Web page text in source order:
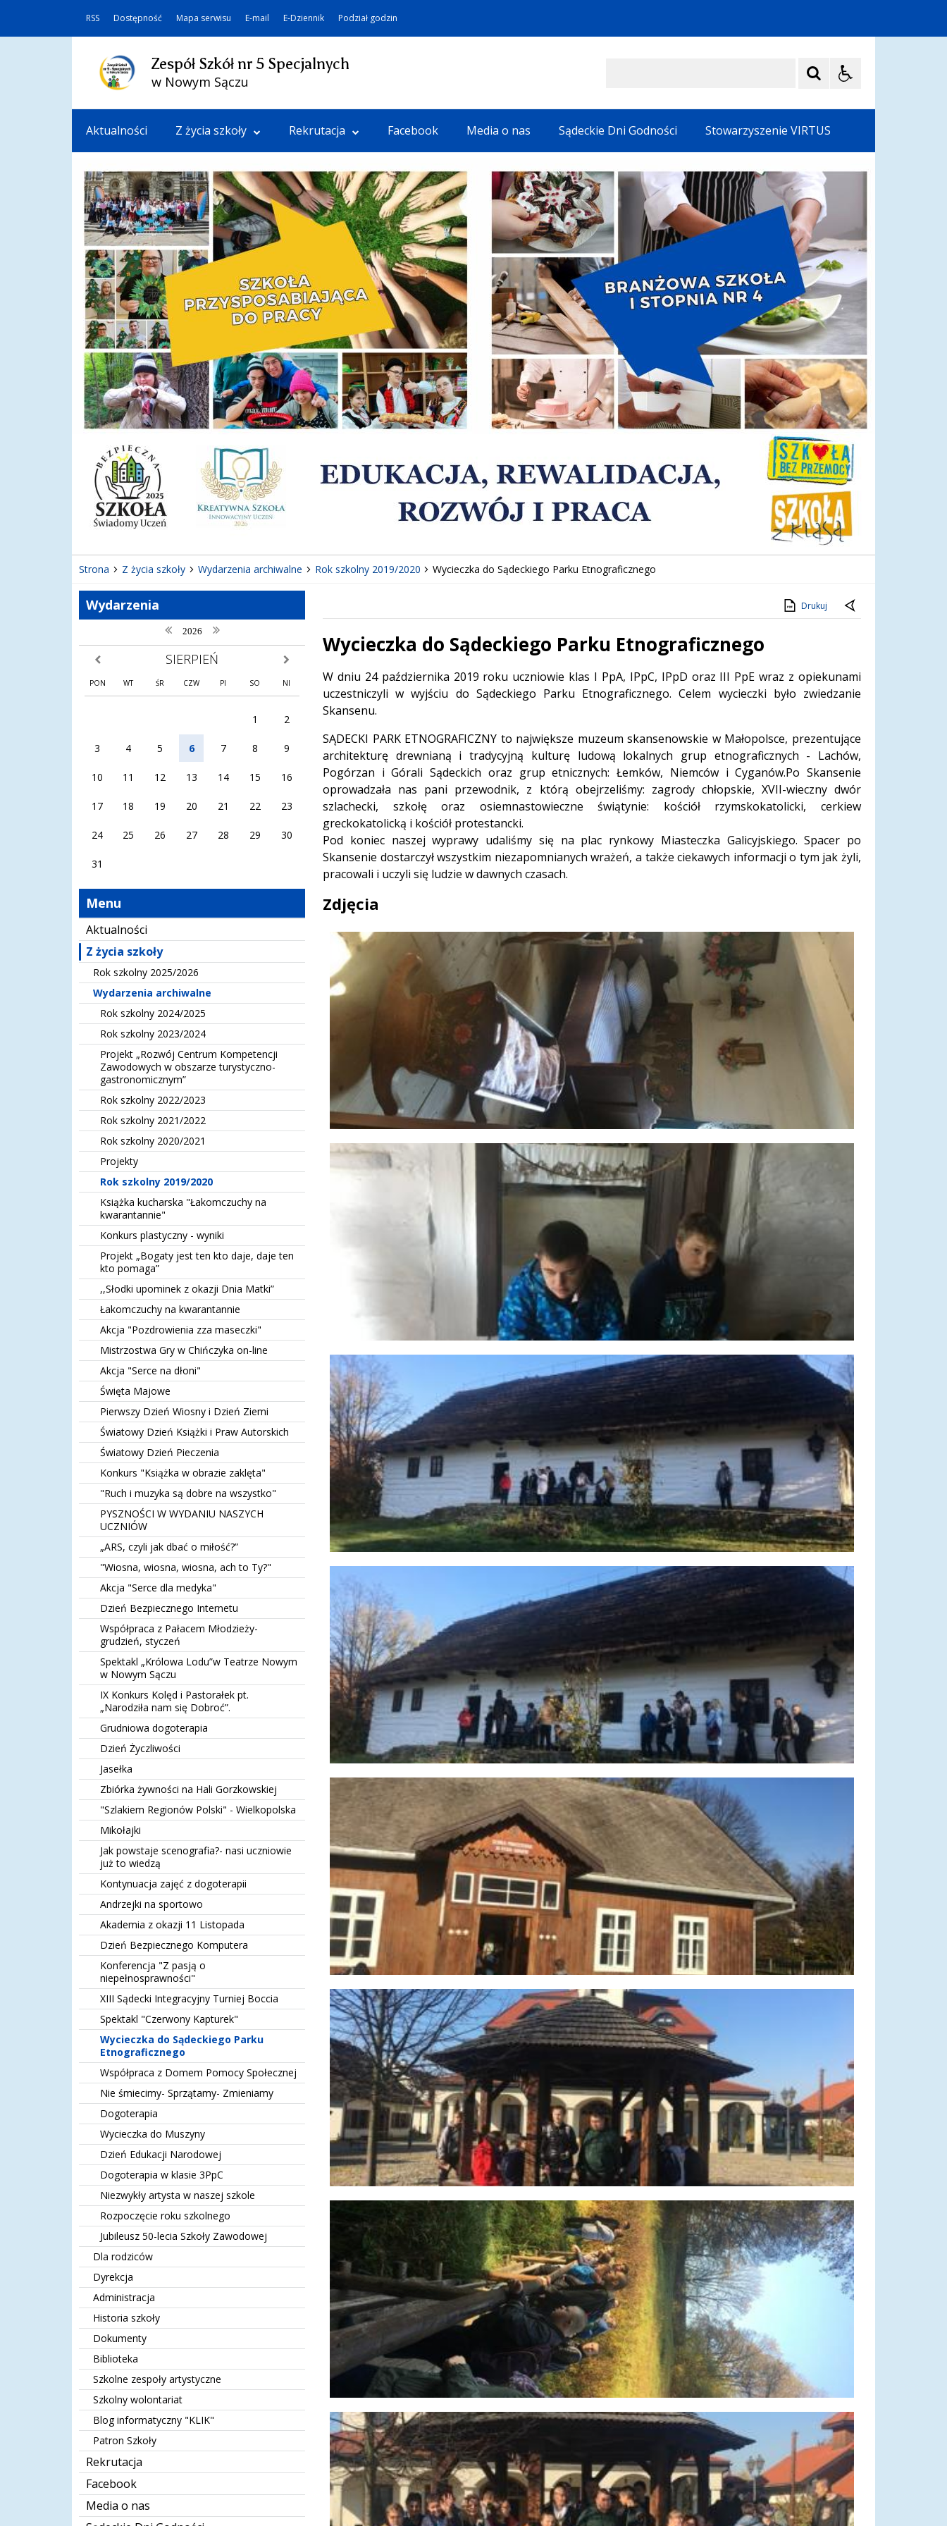
RSS Dostępność Mapa serwisu E-mail E-Dziennik Podział godzin
Zespół Szkół nr 5 Specjalnych
w Nowym Sączu
Aktualności Z życia szkoły Rekrutacja Facebook Media o nas Sądeckie Dni Godności Stowarzyszenie VIRTUS
Strona Z życia szkoły Wydarzenia archiwalne Rok szkolny 2019/2020 Wycieczka do Sądeckiego Parku Etnograficznego
Wydarzenia
poprzedni rok
2026 następny rok
poprzedni miesiąc SIERPIEŃ następny miesiąc
PON WT ŚR CZW PI SO NI
1 2
3 4 5 6 7 8 9
10 11 12 13 14 15 16
17 18 19 20 21 22 23
24 25 26 27 28 29 30
31
Menu
Aktualności
Z życia szkoły
Rok szkolny 2025/2026
Wydarzenia archiwalne
Rok szkolny 2024/2025
Rok szkolny 2023/2024
Projekt „Rozwój Centrum Kompetencji
Zawodowych w obszarze turystyczno-
gastronomicznym”
Rok szkolny 2022/2023
Rok szkolny 2021/2022
Rok szkolny 2020/2021
Projekty
Rok szkolny 2019/2020
Książka kucharska "Łakomczuchy na
kwarantannie"
Konkurs plastyczny - wyniki
Projekt „Bogaty jest ten kto daje, daje ten
kto pomaga”
,,Słodki upominek z okazji Dnia Matki”
Łakomczuchy na kwarantannie
Akcja "Pozdrowienia zza maseczki"
Mistrzostwa Gry w Chińczyka on-line
Akcja "Serce na dłoni"
Święta Majowe
Pierwszy Dzień Wiosny i Dzień Ziemi
Światowy Dzień Książki i Praw Autorskich
Światowy Dzień Pieczenia
Konkurs "Książka w obrazie zaklęta"
"Ruch i muzyka są dobre na wszystko"
PYSZNOŚCI W WYDANIU NASZYCH
UCZNIÓW
„ARS, czyli jak dbać o miłość?”
"Wiosna, wiosna, wiosna, ach to Ty?"
Akcja "Serce dla medyka"
Dzień Bezpiecznego Internetu
Współpraca z Pałacem Młodzieży-
grudzień, styczeń
Spektakl „Królowa Lodu”w Teatrze Nowym
w Nowym Sączu
IX Konkurs Kolęd i Pastorałek pt.
„Narodziła nam się Dobroć”.
Grudniowa dogoterapia
Dzień Życzliwości
Jasełka
Zbiórka żywności na Hali Gorzkowskiej
"Szlakiem Regionów Polski" - Wielkopolska
Mikołajki
Jak powstaje scenografia?- nasi uczniowie
już to wiedzą
Kontynuacja zajęć z dogoterapii
Andrzejki na sportowo
Akademia z okazji 11 Listopada
Dzień Bezpiecznego Komputera
Konferencja "Z pasją o
niepełnosprawności"
XIII Sądecki Integracyjny Turniej Boccia
Spektakl "Czerwony Kapturek"
Wycieczka do Sądeckiego Parku
Etnograficznego
Współpraca z Domem Pomocy Społecznej
Nie śmiecimy- Sprzątamy- Zmieniamy
Dogoterapia
Wycieczka do Muszyny
Dzień Edukacji Narodowej
Dogoterapia w klasie 3PpC
Niezwykły artysta w naszej szkole
Rozpoczęcie roku szkolnego
Jubileusz 50-lecia Szkoły Zawodowej
Dla rodziców
Dyrekcja
Administracja
Historia szkoły
Dokumenty
Biblioteka
Szkolne zespoły artystyczne
Szkolny wolontariat
Blog informatyczny "KLIK"
Patron Szkoły
Rekrutacja
Facebook
Media o nas
Drukuj
Wycieczka do Sądeckiego Parku Etnograficznego
Treść
W dniu 24 października 2019 roku uczniowie klas I PpA, IPpC, IPpD oraz III PpE wraz z opiekunami
uczestniczyli w wyjściu do Sądeckiego Parku Etnograficznego. Celem wycieczki było zwiedzanie
Skansenu.
SĄDECKI PARK ETNOGRAFICZNY to największe muzeum skansenowskie w Małopolsce, prezentujące
architekturę drewnianą i tradycyjną kulturę ludową lokalnych grup etnograficznych - Lachów,
Pogórzan i Górali Sądeckich oraz grup etnicznych: Łemków, Niemców i Cyganów.Po Skansenie
oprowadzała nas pani przewodnik, z którą obejrzeliśmy: zagrody chłopskie, XVII-wieczny dwór
szlachecki, szkołę oraz osiemnastowieczne świątynie: kościół rzymskokatolicki, cerkiew
greckokatolicką i kościół protestancki.
Pod koniec naszej wyprawy udaliśmy się na plac rynkowy Miasteczka Galicyjskiego. Spacer po
Skansenie dostarczył wszystkim niezapomnianych wrażeń, a także ciekawych informacji o tym jak żyli,
pracowali i uczyli się ludzie w dawnych czasach.
Zdjęcia